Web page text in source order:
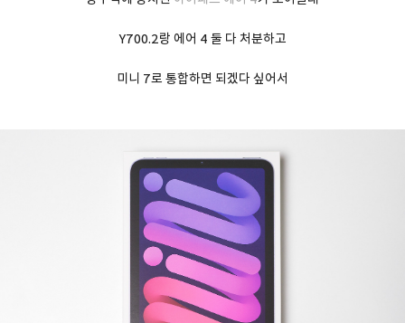
Y700.2랑 에어 4 둘 다 처분하고
미니 7로 통합하면 되겠다 싶어서